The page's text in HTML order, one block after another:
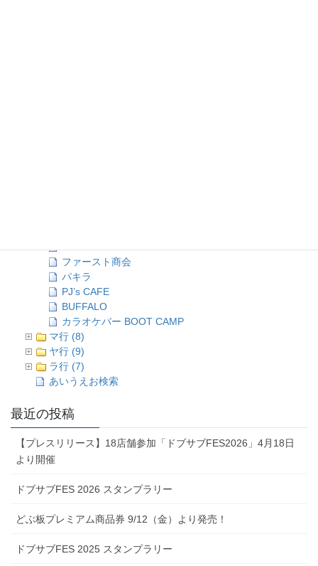
ファースト商会
パキラ
PJ’s CAFE
BUFFALO
カラオケバー BOOT CAMP
マ行 (8)
ヤ行 (9)
ラ行 (7)
あいうえお検索
最近の投稿
【プレスリリース】18店舗参加「ドブサブFES2026」4月18日
より開催
ドブサブFES 2026 スタンプラリー
どぶ板プレミアム商品券 9/12（金）より発売！
ドブサブFES 2025 スタンプラリー